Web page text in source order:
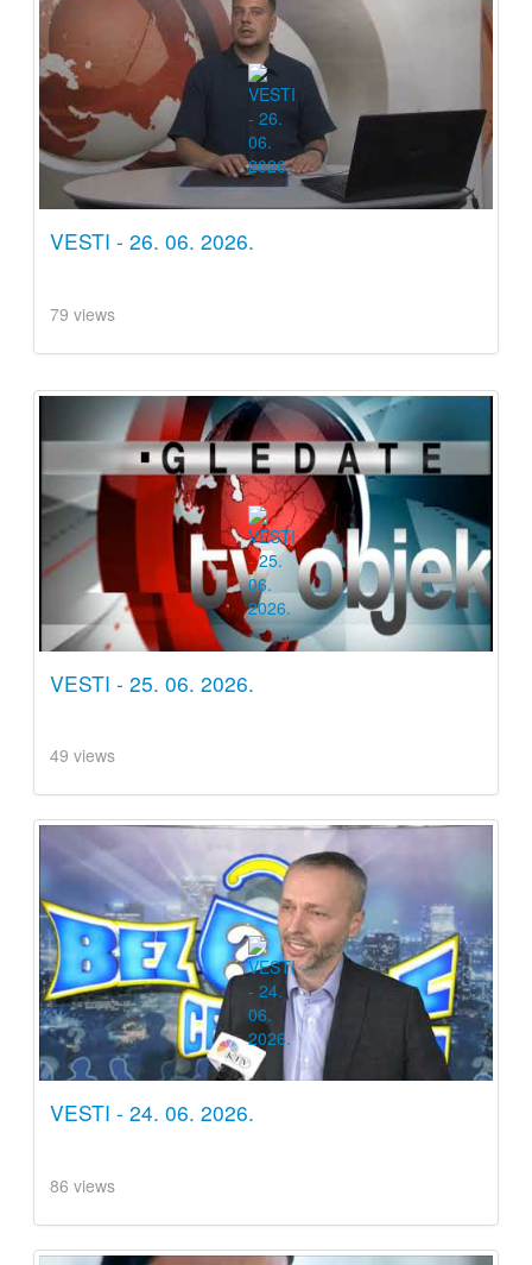
VESTI - 26. 06. 2026.
79 views
VESTI - 25. 06. 2026.
49 views
VESTI - 24. 06. 2026.
86 views